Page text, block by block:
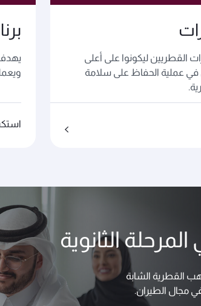
القطريين ليكونوا على أعلى
في عملية الحفاظ على سلامة
يهدف
الثانوية
القطرية الشابة
مجال الطيران.